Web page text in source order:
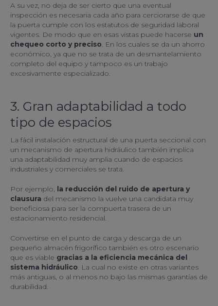
A su vez, no deja de ser cierto que una eventual
inspección es necesaria cada año para cerciorarse de que
la puerta cumple con los estatutos de seguridad laboral
vigentes. De modo que en esas vistas puede hacerse un
chequeo corto y preciso. En los cuales se da un ahorro
económico, ya que no se trata de un desmantelamiento
completo del equipo y tampoco es un trabajo
excesivamente especializado.
3. Gran adaptabilidad a todo
tipo de espacios
La fácil instalación estructural de una puerta seccional con
un mecanismo de apertura hidráulico también implica
una adaptabilidad muy amplia cuando de espacios
industriales y comerciales se trata.
Por ejemplo, la reducción del ruido de apertura y
clausura del mecanismo la vuelve una candidata muy
beneficiosa para ser la compuerta trasera de un
estacionamiento residencial.
Convertirse en el punto de carga y descarga de un
pequeño almacén frigorífico también es otro escenario
que es viable gracias a la eficiencia mecánica del
sistema hidráulico. La cual no existe en otras variantes
más antiguas, o al menos no bajo las mismas garantías de
durabilidad.